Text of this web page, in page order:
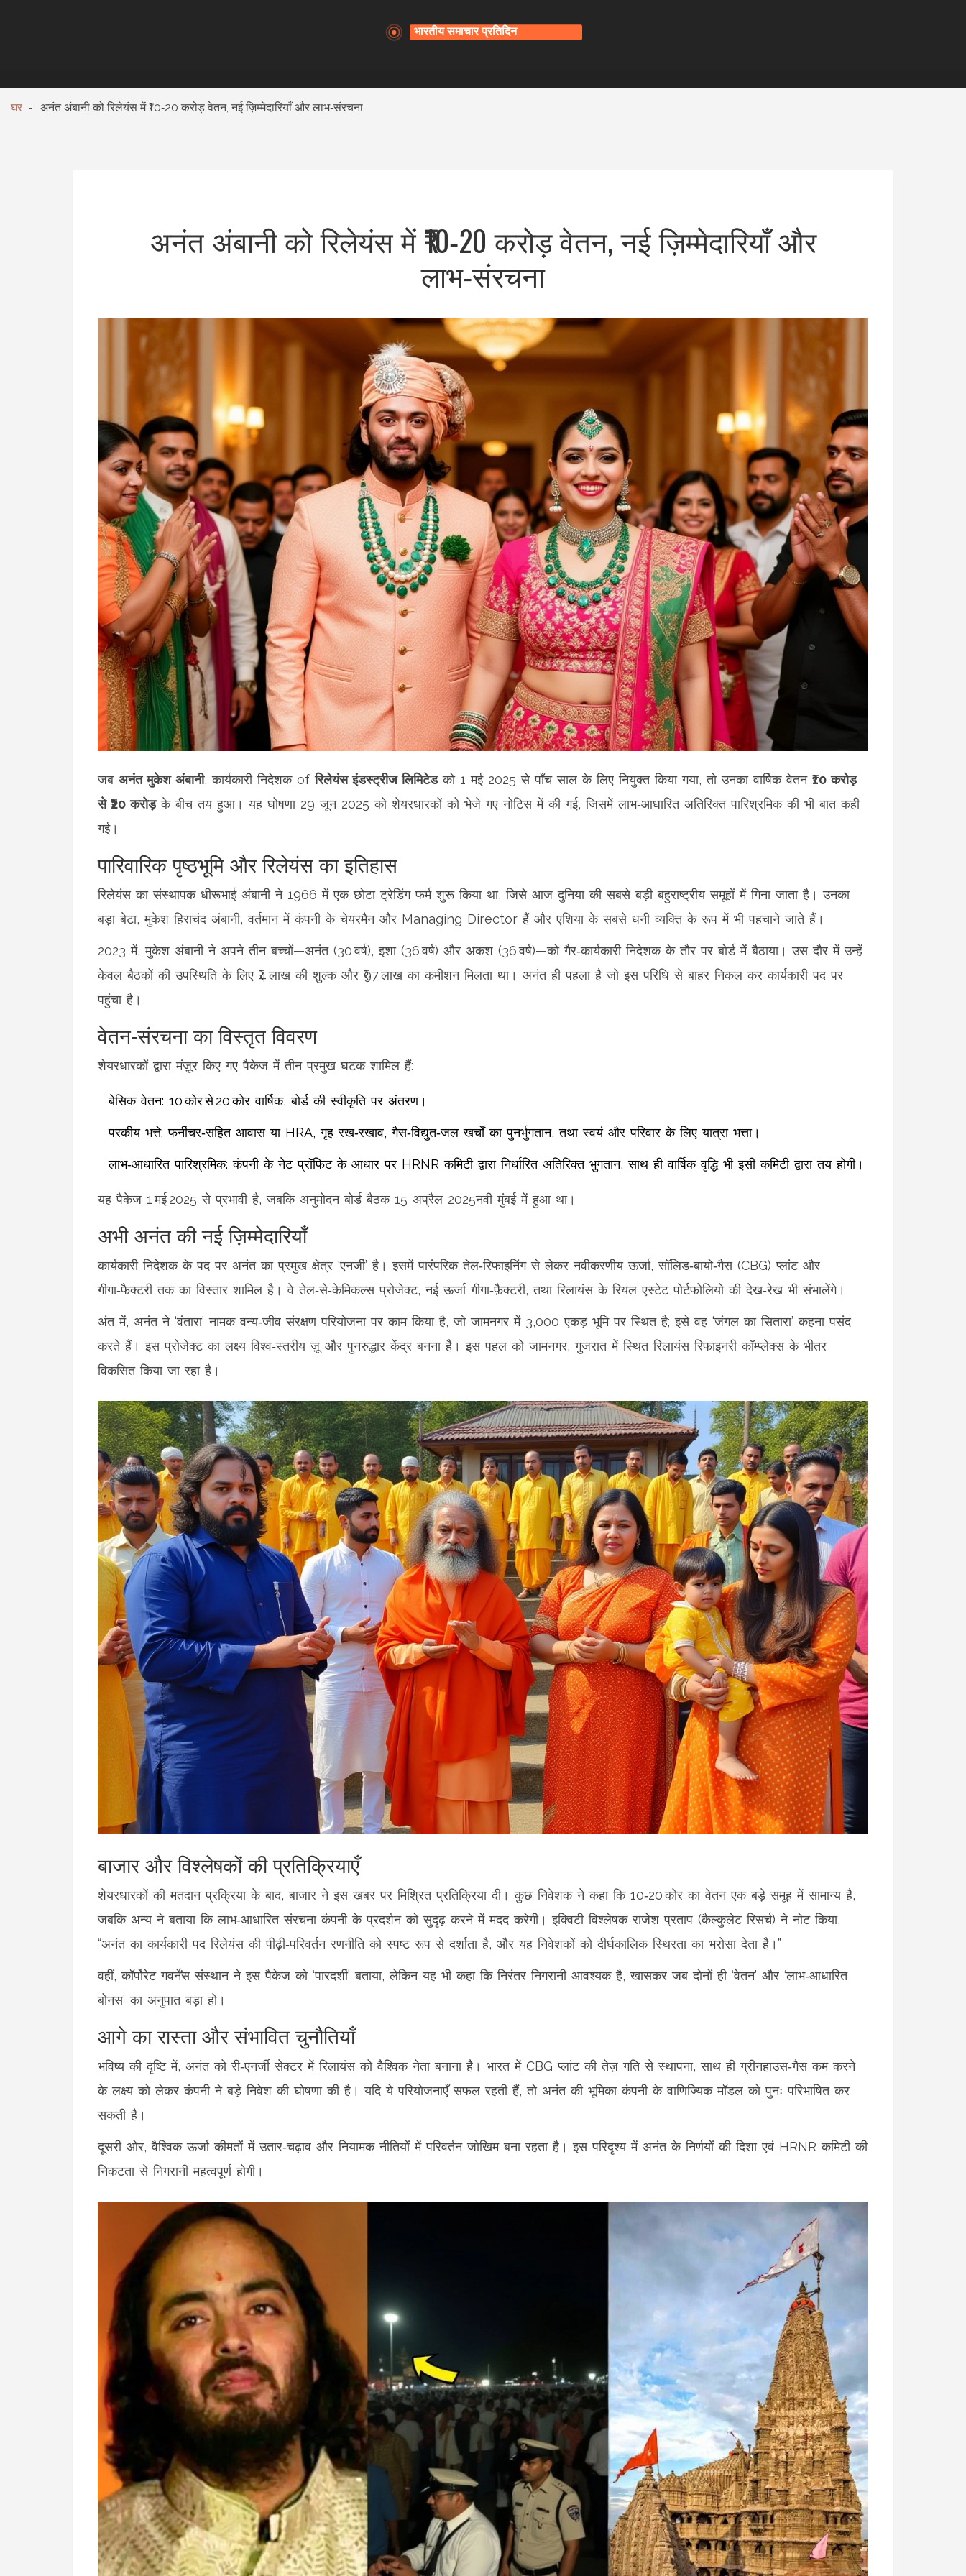
घर अनंत अंबानी को रिलेयंस में ₹10‑20 करोड़ वेतन, नई ज़िम्मेदारियाँ और लाभ‑संरचना
अनंत अंबानी को रिलेयंस में ₹10‑20 करोड़ वेतन, नई ज़िम्मेदारियाँ और
लाभ‑संरचना
जब अनंत मुकेश अंबानी,कार्यकारी निदेशकofरिलेयंस इंडस्ट्रीज लिमिटेडको 1 मई 2025 से पाँच साल के लिए नियुक्त किया गया, तो उनका वार्षिक वेतन ₹10 करोड़
से ₹20 करोड़के बीच तय हुआ। यह घोषणा 29 जून 2025 को शेयरधारकों को भेजे गए नोटिस में की गई, जिसमें लाभ‑आधारित अतिरिक्त पारिश्रमिक की भी बात कही
गई।
पारिवारिक पृष्ठभूमि और रिलेयंस का इतिहास
रिलेयंस का संस्थापक धीरूभाई अंबानीने 1966 में एक छोटा ट्रेडिंग फर्म शुरू किया था, जिसे आज दुनिया की सबसे बड़ी बहुराष्ट्रीय समूहों में गिना जाता है। उनका
बड़ा बेटा,मुकेश हिराचंद अंबानी, वर्तमान में कंपनी के चेयरमैन और Managing Director हैं और एशिया के सबसे धनी व्यक्ति के रूप में भी पहचाने जाते हैं।
2023 में, मुकेश अंबानी ने अपने तीन बच्चों—अनंत (30 वर्ष), इशा (36 वर्ष) और अकश (36 वर्ष)—को गैर‑कार्यकारी निदेशक के तौर पर बोर्ड में बैठाया। उस दौर में उन्हें
केवल बैठकों की उपस्थिति के लिए ₹4 लाख की शुल्‍क और ₹97 लाख का कमीशन मिलता था। अनंत ही पहला है जो इस परिधि से बाहर निकल कर कार्यकारी पद पर
पहुंचा है।
वेतन‑संरचना का विस्तृत विवरण
शेयरधारकों द्वारा मंज़ूर किए गए पैकेज में तीन प्रमुख घटक शामिल हैं:
बेसिक वेतन: ₹10 कोर से ₹20 कोर वार्षिक, बोर्ड की स्वीकृति पर अंतरण।
परकीय भत्ते: फर्नीचर‑सहित आवास या HRA, गृह रख‑रखाव, गैस‑विद्युत‑जल खर्चों का पुनर्भुगतान, तथा स्वयं और परिवार के लिए यात्रा भत्ता।
लाभ‑आधारित पारिश्रमिक: कंपनी के नेट प्रॉफिट के आधार पर HRNR कमिटी द्वारा निर्धारित अतिरिक्त भुगतान, साथ ही वार्षिक वृद्धि भी इसी कमिटी द्वारा तय होगी।
यह पैकेज 1 मई 2025 से प्रभावी है, जबकि अनुमोदनबोर्ड बैठक 15 अप्रैल 2025नवी मुंबईमें हुआ था।
अभी अनंत की नई ज़िम्मेदारियाँ
कार्यकारी निदेशक के पद पर अनंत का प्रमुख क्षेत्र ‘एनर्जी’ है। इसमें पारंपरिक तेल‑रिफाइनिंग से लेकर नवीकरणीय ऊर्जा, सॉलिड‑बायो‑गैस (CBG) प्लांट और
गीगा‑फैक्टरी तक का विस्तार शामिल है। वे तेल‑से‑केमिकल्स प्रोजेक्ट, नई ऊर्जा गीगा‑फ़ैक्टरी, तथा रिलायंस के रियल एस्टेट पोर्टफोलियो की देख‑रेख भी संभालेंगे।
अंत में, अनंत ने ‘वंतारा’ नामक वन्य‑जीव संरक्षण परियोजना पर काम किया है, जो जामनगर में 3,000 एकड़ भूमि पर स्थित है; इसे वह ‘जंगल का सितारा’ कहना पसंद
करते हैं। इस प्रोजेक्ट का लक्ष्य विश्व‑स्तरीय ज़ू और पुनरुद्धार केंद्र बनना है। इस पहल कोजामनगर, गुजरातमें स्थित रिलायंस रिफाइनरी कॉम्प्लेक्स के भीतर
विकसित किया जा रहा है।
बाजार और विश्लेषकों की प्रतिक्रियाएँ
शेयरधारकों की मतदान प्रक्रिया के बाद, बाजार ने इस खबर पर मिश्रित प्रतिक्रिया दी। कुछ निवेशक ने कहा कि 10‑20 कोर का वेतन एक बड़े समूह में सामान्य है,
जबकि अन्य ने बताया कि लाभ‑आधारित संरचना कंपनी के प्रदर्शन को सुदृढ़ करने में मदद करेगी। इक्विटी विश्लेषक राजेश प्रताप (कैल्कुलेट रिसर्च) ने नोट किया,
“अनंत का कार्यकारी पद रिलेयंस की पीढ़ी‑परिवर्तन रणनीति को स्पष्ट रूप से दर्शाता है, और यह निवेशकों को दीर्घकालिक स्थिरता का भरोसा देता है।”
वहीं, कॉर्पोरेट गवर्नेंस संस्थान ने इस पैकेज को ‘पारदर्शी’ बताया, लेकिन यह भी कहा कि निरंतर निगरानी आवश्यक है, खासकर जब दोनों ही ‘वेतन’ और ‘लाभ‑आधारित
बोनस’ का अनुपात बड़ा हो।
आगे का रास्ता और संभावित चुनौतियाँ
भविष्य की दृष्टि में, अनंत को री‑एनर्जी सेक्टर में रिलायंस को वैश्विक नेता बनाना है। भारत में CBG प्लांट की तेज़ गति से स्थापना, साथ ही ग्रीनहाउस‑गैस कम करने
के लक्ष्य को लेकर कंपनी ने बड़े निवेश की घोषणा की है। यदि ये परियोजनाएँ सफल रहती हैं, तो अनंत की भूमिका कंपनी के वाणिज्यिक मॉडल को पुनः परिभाषित कर
सकती है।
दूसरी ओर, वैश्विक ऊर्जा कीमतों में उतार‑चढ़ाव और नियामक नीतियों में परिवर्तन जोखिम बना रहता है। इस परिदृश्य में अनंत के निर्णयों की दिशा एवं HRNR कमिटी की
निकटता से निगरानी महत्वपूर्ण होगी।